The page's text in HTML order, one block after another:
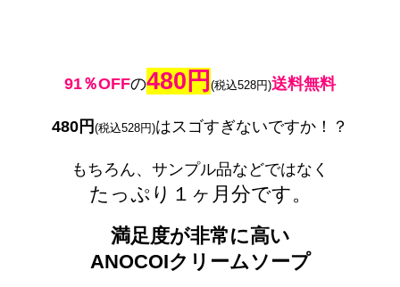
91％OFFの480円 (税込528円)送料無料
480円 (税込528円)はスゴすぎないですか！？
もちろん、サンプル品などではなく
たっぷり１ヶ月分です。
満足度が非常に高い
ANOCOIクリームソープ